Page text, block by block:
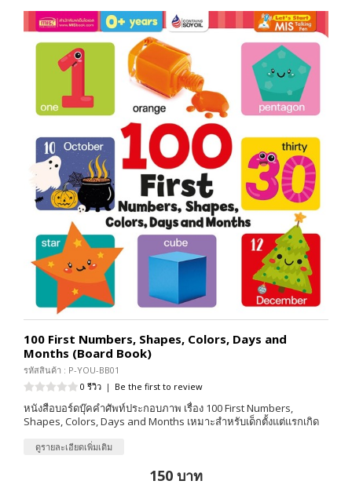
100 First Numbers, Shapes, Colors, Days and
Months (Board Book)
รหัสสินค้า : P-YOU-BB01
0 รีวิว | Be the first to review
หนังสือบอร์ดบุ๊คคำศัพท์ประกอบภาพ เรื่อง 100 First Numbers,
Shapes, Colors, Days and Months เหมาะสำหรับเด็กตั้งแต่แรกเกิด
ดูรายละเอียดเพิ่มเติม
150 บาท